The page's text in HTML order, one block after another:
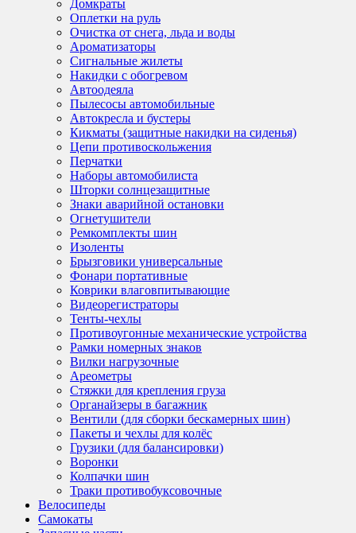
Домкраты
Оплетки на руль
Очистка от снега, льда и воды
Ароматизаторы
Сигнальные жилеты
Накидки с обогревом
Автоодеяла
Пылесосы автомобильные
Автокресла и бустеры
Кикматы (защитные накидки на сиденья)
Цепи противоскольжения
Перчатки
Наборы автомобилиста
Шторки солнцезащитные
Знаки аварийной остановки
Огнетушители
Ремкомплекты шин
Изоленты
Брызговики универсальные
Фонари портативные
Коврики влаговпитывающие
Видеорегистраторы
Тенты-чехлы
Противоугонные механические устройства
Рамки номерных знаков
Вилки нагрузочные
Ареометры
Стяжки для крепления груза
Органайзеры в багажник
Вентили (для сборки бескамерных шин)
Пакеты и чехлы для колёс
Грузики (для балансировки)
Воронки
Колпачки шин
Траки противобуксовочные
Велосипеды
Самокаты